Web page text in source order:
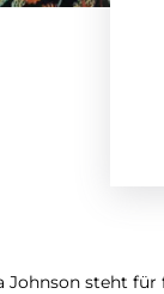
Johnson steht